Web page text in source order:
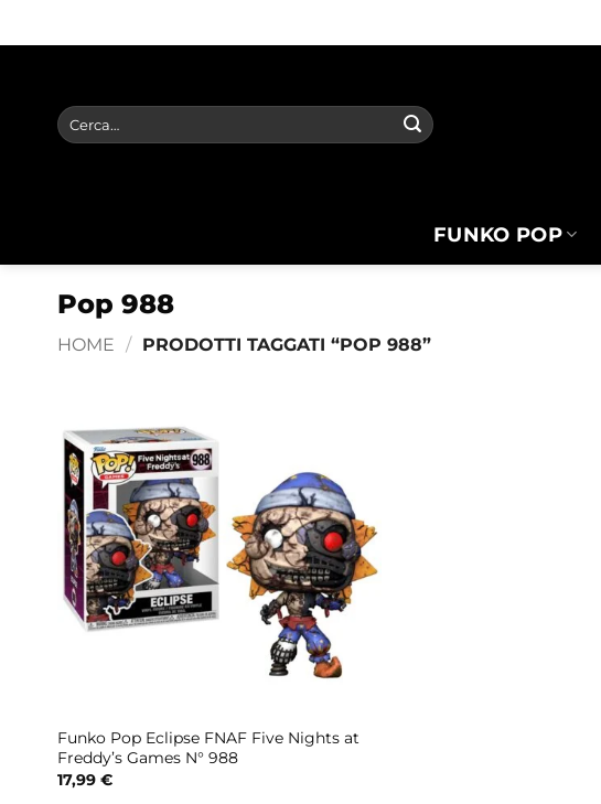
ai
Cerca:
FUNKO POP
Pop 988
HOME / PRODOTTI TAGGATI “POP 988”
Funko Pop Eclipse FNAF Five Nights at
Freddy’s Games N° 988
17,99 €